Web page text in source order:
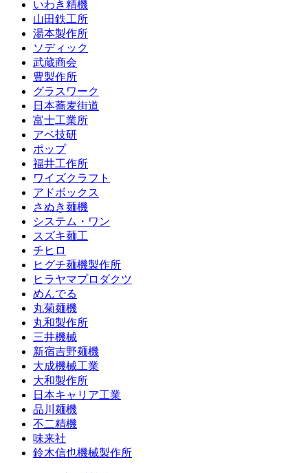
いわき精機
山田鉄工所
湯本製作所
ソディック
武蔵商会
豊製作所
グラスワーク
日本蕎麦街道
富士工業所
アベ技研
ポップ
福井工作所
ワイズクラフト
アドボックス
さぬき麺機
システム・ワン
スズキ麺工
チヒロ
ヒグチ麺機製作所
ヒラヤマプロダクツ
めんでる
丸菊麺機
丸和製作所
三井機械
新宿吉野麺機
大成機械工業
大和製作所
日本キャリア工業
品川麺機
不二精機
味来社
鈴木信也機械製作所